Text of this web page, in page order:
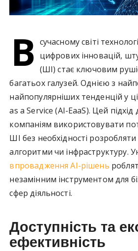
В сучасному світі
цифрових інновацій,
(ШІ) стає ключовим
багатьох галузей. Однією з
найпопулярніших тенденцій у
as a Service (AI-EaaS). Цей підхід
компаніям використовувати
ШІ без необхідності розробляти
алгоритми чи інфраструктуру.
впровадження АІ-рішень
незамінним інструментом для
сфер діяльності.
Доступність та
ефективність